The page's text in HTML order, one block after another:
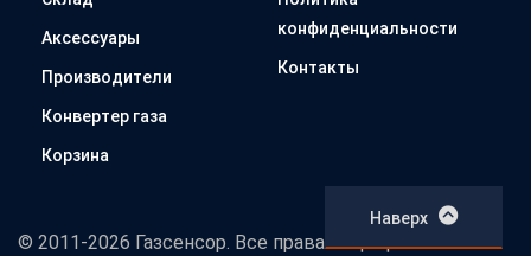
Аксессуары
Производители
Конвертер газа
Корзина
конфиденциальности
Контакты
© 2011-2026 Газсенсор. Все права защищены
Наверх